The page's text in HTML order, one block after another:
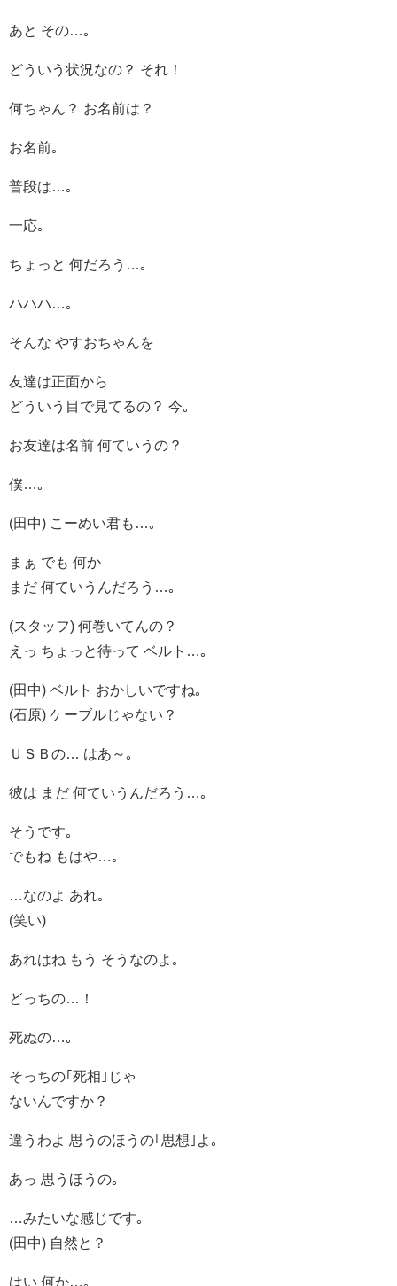
あと その…｡
どういう状況なの？ それ！
何ちゃん？ お名前は？
お名前｡
普段は…｡
一応｡
ちょっと 何だろう…｡
ハハハ…｡
そんな やすおちゃんを
友達は正面から
どういう目で見てるの？ 今｡
お友達は名前 何ていうの？
僕…｡
(田中) こーめい君も…｡
まぁ でも 何か
まだ 何ていうんだろう…｡
(スタッフ) 何巻いてんの？
えっ ちょっと待って ベルト…｡
(田中) ベルト おかしいですね｡
(石原) ケーブルじゃない？
ＵＳＢの… はあ～｡
彼は まだ 何ていうんだろう…｡
そうです｡
でもね もはや…｡
…なのよ あれ｡
(笑い)
あれはね もう そうなのよ｡
どっちの…！
死ぬの…｡
そっちの｢死相｣じゃ
ないんですか？
違うわよ 思うのほうの｢思想｣よ｡
あっ 思うほうの｡
…みたいな感じです｡
(田中) 自然と？
はい 何か…｡